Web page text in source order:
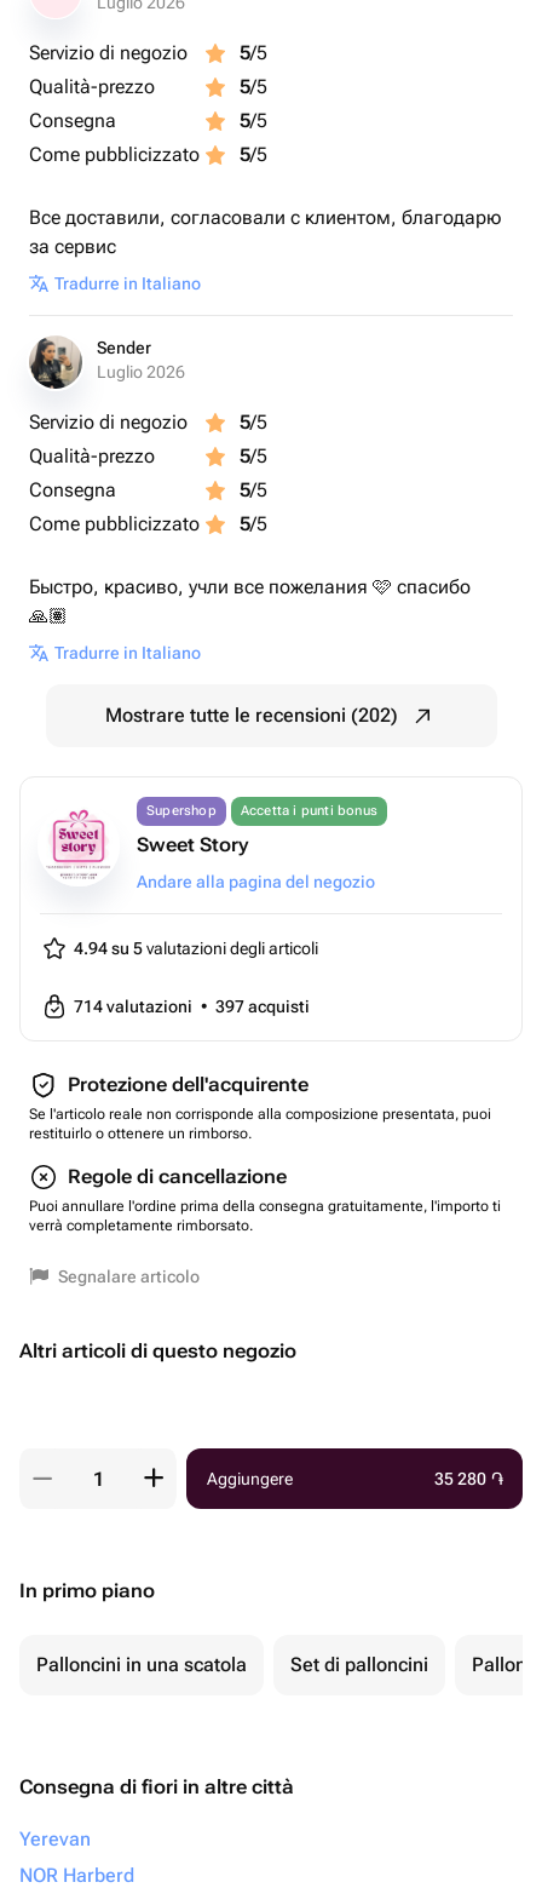
Servizio di negozio 5/5
Qualità-prezzo
5/5
Consegna
5/5
Come pubblicizzato
5/5
Все доставили, согласовали с клиентом, благодарю
за сервис
Tradurre in Italiano
Sender
Luglio 2026
Servizio di negozio 5/5
Qualità-prezzo
5/5
Consegna
5/5
Come pubblicizzato
5/5
Быстро, красиво, учли все пожелания 🩷 спасибо
🙏🏽
Tradurre in Italiano
Mostrare tutte le recensioni (202)
Supershop Accetta i punti bonus
Sweet Story
Andare alla pagina del negozio
4.94 su 5valutazioni degli articoli
714valutazioni • 397acquisti
Protezione dell'acquirente
Se l'articolo reale non corrisponde alla composizione presentata, puoi
restituirlo o ottenere un rimborso.
Regole di cancellazione
Puoi annullare l'ordine prima della consegna gratuitamente, l'importo ti
verrà completamente rimborsato.
Segnalare articolo
Altri articoli di questo negozio
Aggiungere 35 280 ֏
In primo piano
Palloncini in una scatola Set di palloncini
Consegna di fiori in altre città
Yerevan
NOR Harberd